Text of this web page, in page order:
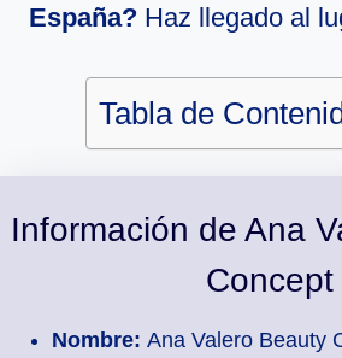
España? Haz llegado al
Tabla de
Información de Ana
Concept
Nombre: Ana Valero Beauty